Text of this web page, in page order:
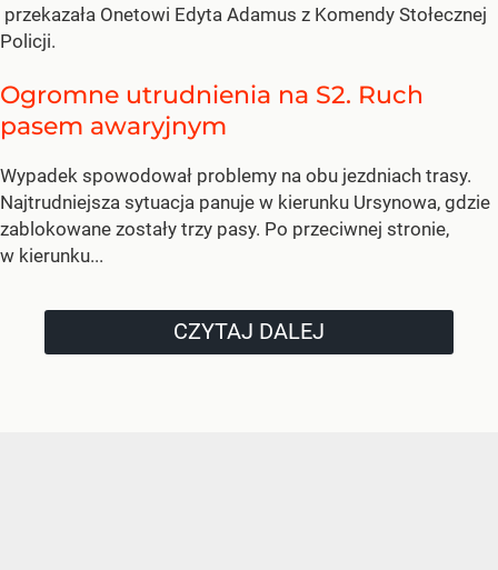
przekazała Onetowi Edyta Adamus z Komendy Stołecznej
Policji.
Ogromne utrudnienia na S2. Ruch
pasem awaryjnym
Wypadek spowodował problemy na obu jezdniach trasy.
Najtrudniejsza sytuacja panuje w kierunku Ursynowa, gdzie
zablokowane zostały trzy pasy. Po przeciwnej stronie,
w kierunku...
CZYTAJ DALEJ